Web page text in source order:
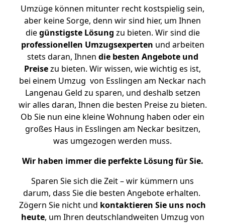
Umzüge können mitunter recht kostspielig sein,
aber keine Sorge, denn wir sind hier, um Ihnen
diegünstigste Lösung zu bieten. Wir sind die
professionellen Umzugsexperten und arbeiten
stets daran, Ihnen die besten Angebote und
Preisezu bieten. Wir wissen, wie wichtig es ist,
bei einem Umzug von Esslingen am Neckar nach
Langenau Geld zu sparen, und deshalb setzen
wir alles daran, Ihnen die besten Preise zu bieten.
Ob Sie nun eine kleine Wohnung haben oder ein
großes Haus in Esslingen am Neckar besitzen,
was umgezogen werden muss.
Wir haben immer die perfekte Lösung für Sie.
Sparen Sie sich die Zeit – wir kümmern uns
darum, dass Sie die besten Angebote erhalten.
Zögern Sie nicht und kontaktieren Sie uns noch
heute, um Ihren deutschlandweiten Umzug von